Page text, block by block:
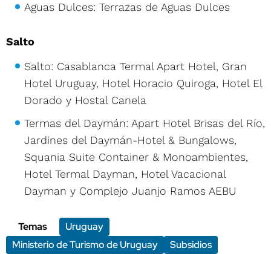
Aguas Dulces: Terrazas de Aguas Dulces
Salto
Salto: Casablanca Termal Apart Hotel, Gran
Hotel Uruguay, Hotel Horacio Quiroga, Hotel El
Dorado y Hostal Canela
Termas del Daymán: Apart Hotel Brisas del Río,
Jardines del Daymán-Hotel & Bungalows,
Squania Suite Container & Monoambientes,
Hotel Termal Dayman, Hotel Vacacional
Dayman y Complejo Juanjo Ramos AEBU
Temas
Uruguay
Ministerio de Turismo de Uruguay
Subsidios